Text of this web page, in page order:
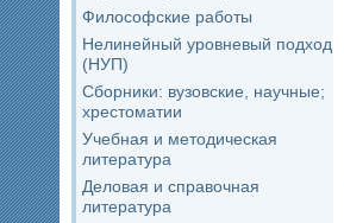
Философские работы
Нелинейный уровневый подход
(НУП)
Сборники: вузовские, научные;
хрестоматии
Учебная и методическая
литература
Деловая и справочная
литература